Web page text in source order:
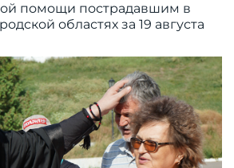
помощи пострадавшим в
областях за 19 августа